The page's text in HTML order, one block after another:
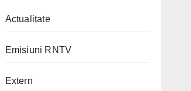
Actualitate
Emisiuni RNTV
Extern